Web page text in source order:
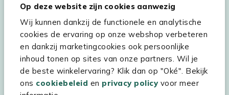
Op deze website zijn cookies aanwezig
Wij kunnen dankzij de functionele en analytische
cookies de ervaring op onze webshop verbeteren
en dankzij marketingcookies ook persoonlijke
inhoud tonen op sites van onze partners. Wil je
de beste winkelervaring? Klik dan op "Oké". Bekijk
ons cookiebeleid en privacy policyvoor meer
Hulp & service
Assortiment
Kees Smit Tuinmeubelen
Experience Stores XXL